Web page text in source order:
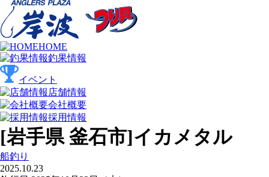
HOME
釣果情報
イベント
店舗情報
会社概要
採用情報
[岩手県 釜石市]イカメタル
船釣り
2025.10.23